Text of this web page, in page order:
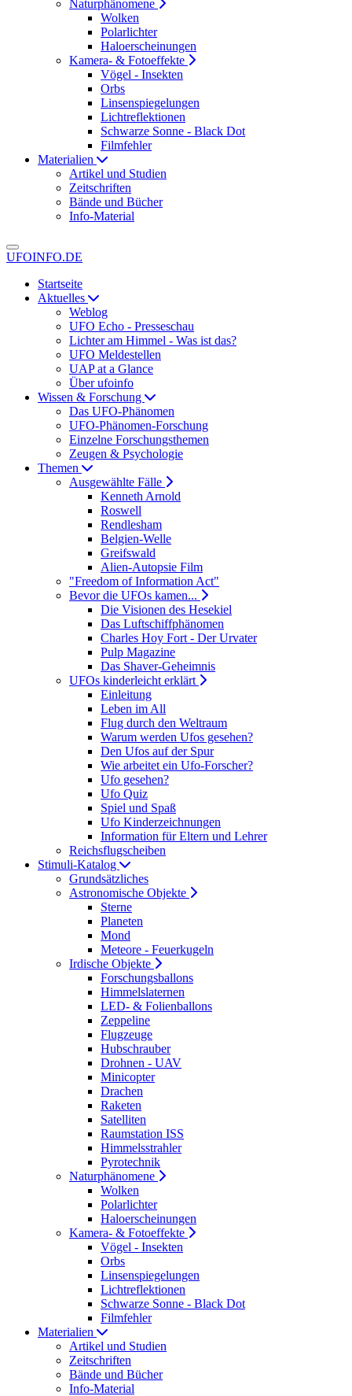
Naturphänomene
Wolken
Polarlichter
Haloerscheinungen
Kamera- & Fotoeffekte
Vögel - Insekten
Orbs
Linsenspiegelungen
Lichtreflektionen
Schwarze Sonne - Black Dot
Filmfehler
Materialien
Artikel und Studien
Zeitschriften
Bände und Bücher
Info-Material
UFOINFO.DE
Startseite
Aktuelles
Weblog
UFO Echo - Presseschau
Lichter am Himmel - Was ist das?
UFO Meldestellen
UAP at a Glance
Über ufoinfo
Wissen & Forschung
Das UFO-Phänomen
UFO-Phänomen-Forschung
Einzelne Forschungsthemen
Zeugen & Psychologie
Themen
Ausgewählte Fälle
Kenneth Arnold
Roswell
Rendlesham
Belgien-Welle
Greifswald
Alien-Autopsie Film
"Freedom of Information Act"
Bevor die UFOs kamen...
Die Visionen des Hesekiel
Das Luftschiffphänomen
Charles Hoy Fort - Der Urvater
Pulp Magazine
Das Shaver-Geheimnis
UFOs kinderleicht erklärt
Einleitung
Leben im All
Flug durch den Weltraum
Warum werden Ufos gesehen?
Den Ufos auf der Spur
Wie arbeitet ein Ufo-Forscher?
Ufo gesehen?
Ufo Quiz
Spiel und Spaß
Ufo Kinderzeichnungen
Information für Eltern und Lehrer
Reichsflugscheiben
Stimuli-Katalog
Grundsätzliches
Astronomische Objekte
Sterne
Planeten
Mond
Meteore - Feuerkugeln
Irdische Objekte
Forschungsballons
Himmelslaternen
LED- & Folienballons
Zeppeline
Flugzeuge
Hubschrauber
Drohnen - UAV
Minicopter
Drachen
Raketen
Satelliten
Raumstation ISS
Himmelsstrahler
Pyrotechnik
Naturphänomene
Wolken
Polarlichter
Haloerscheinungen
Kamera- & Fotoeffekte
Vögel - Insekten
Orbs
Linsenspiegelungen
Lichtreflektionen
Schwarze Sonne - Black Dot
Filmfehler
Materialien
Artikel und Studien
Zeitschriften
Bände und Bücher
Info-Material